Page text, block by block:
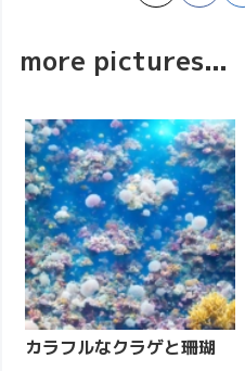
more pictures...
カラフルなクラゲと珊瑚